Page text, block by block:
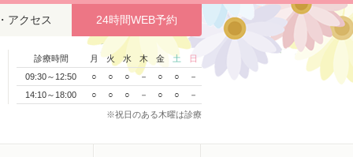
アクセス 24時間WEB予約
診療時間 月 火 水 木 金 土
日
09:30～12:50
○ ○ ○ － ○ ○
－
14:10～18:00
○ ○ ○ － ○ ○ －
※祝日のある木曜は診療